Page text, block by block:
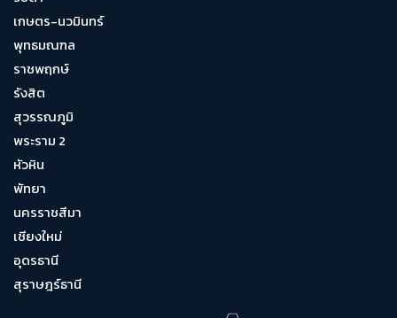
เกษตร-นวมินทร์
พุทธมณฑล
ราชพฤกษ์
รังสิต
สุวรรณภูมิ
พระราม 2
หัวหิน
พัทยา
นครราชสีมา
เชียงใหม่
อุดรธานี
สุราษฎร์ธานี